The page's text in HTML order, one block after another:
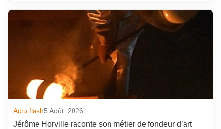
Actu flash5 Août. 2026
Jérôme Horville raconte son métier de fondeur d’art